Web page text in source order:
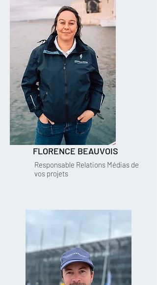
FLORENCE BEAUVOIS
Responsable Relations Médias de
vos projets